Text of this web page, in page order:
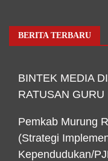
BERITA TERBARU
BINTEK MEDIA
RATUSAN GURU
Pemkab Murung
(Strategi
Kependudukan/